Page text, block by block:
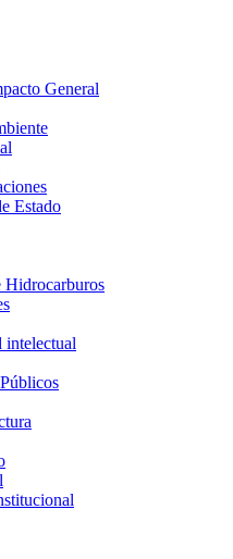
General
Estado
Hidrocarburos
intelectual